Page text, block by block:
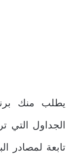
يطلب منك
الجداول التي
تابعة لمصادر